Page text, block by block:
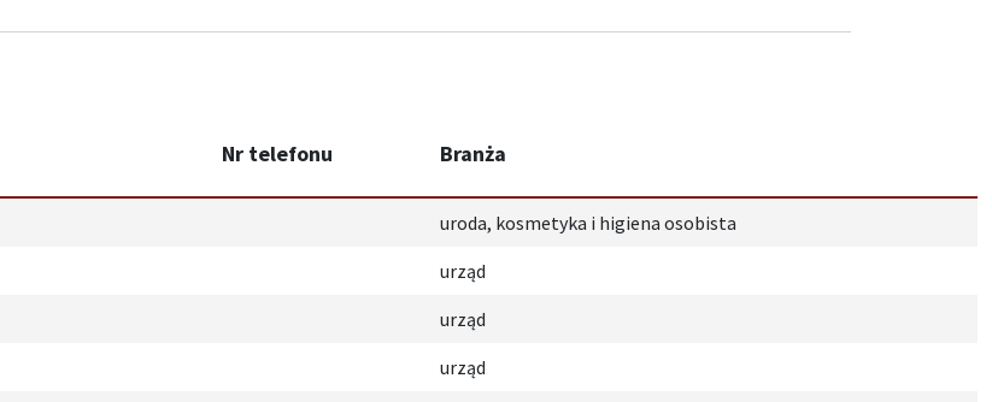
Nr telefonu Branża
uroda, kosmetyka i higiena osobista
urząd
urząd
urząd